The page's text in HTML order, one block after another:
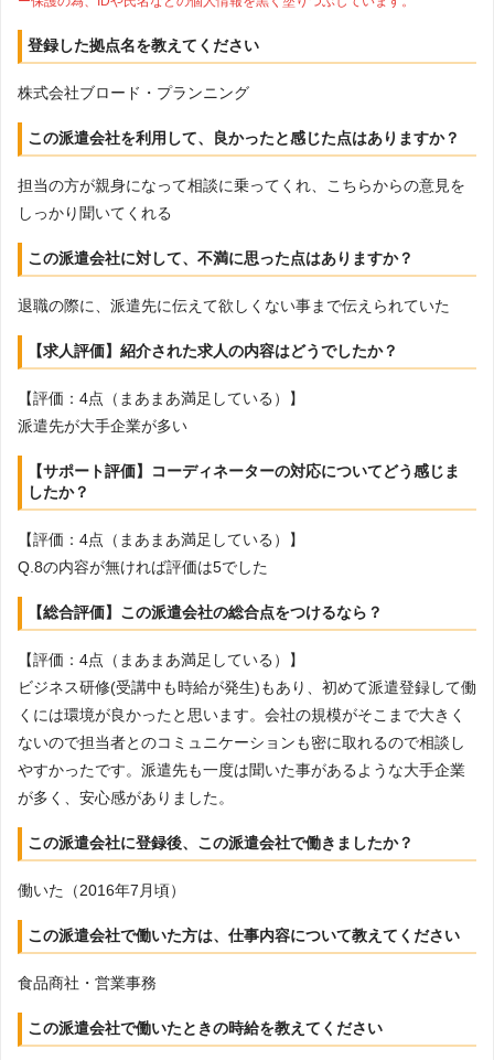
登録した拠点名を教えてください
株式会社ブロード・プランニング
この派遣会社を利用して、良かったと感じた点はありますか？
担当の方が親身になって相談に乗ってくれ、こちらからの意見を
しっかり聞いてくれる
この派遣会社に対して、不満に思った点はありますか？
退職の際に、派遣先に伝えて欲しくない事まで伝えられていた
【求人評価】紹介された求人の内容はどうでしたか？
【評価：4点（まあまあ満足している）】
派遣先が大手企業が多い
【サポート評価】コーディネーターの対応についてどう感じま
したか？
【評価：4点（まあまあ満足している）】
Q.8の内容が無ければ評価は5でした
【総合評価】この派遣会社の総合点をつけるなら？
【評価：4点（まあまあ満足している）】
ビジネス研修(受講中も時給が発生)もあり、初めて派遣登録して働
くには環境が良かったと思います。会社の規模がそこまで大きく
ないので担当者とのコミュニケーションも密に取れるので相談し
やすかったです。派遣先も一度は聞いた事があるような大手企業
が多く、安心感がありました。
この派遣会社に登録後、この派遣会社で働きましたか？
働いた（2016年7月頃）
この派遣会社で働いた方は、仕事内容について教えてください
食品商社・営業事務
この派遣会社で働いたときの時給を教えてください